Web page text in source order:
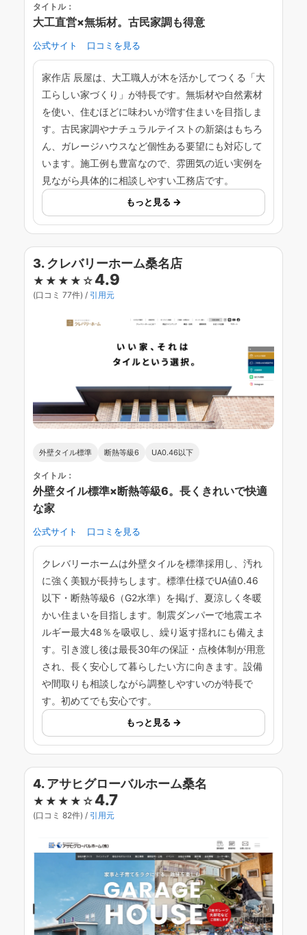
タイトル：
大工直営×無垢材。古民家調も得意
公式サイト 口コミを見る
家作店 辰屋は、大工職人が木を活かしてつくる「大
工らしい家づくり」が特長です。無垢材や自然素材
を使い、住むほどに味わいが増す住まいを目指しま
す。古民家調やナチュラルテイストの新築はもちろ
ん、ガレージハウスなど個性ある要望にも対応して
います。施工例も豊富なので、雰囲気の近い実例を
見ながら具体的に相談しやすい工務店です。
もっと見る →
3. クレバリーホーム桑名店
★★★★☆ 4.9
(口コミ 77件) / 引用元
外壁タイル標準 断熱等級6 UA0.46以下
タイトル：
外壁タイル標準×断熱等級6。長くきれいで快適
な家
公式サイト 口コミを見る
クレバリーホームは外壁タイルを標準採用し、汚れ
に強く美観が長持ちします。標準仕様でUA値0.46
以下・断熱等級6（G2水準）を掲げ、夏涼しく冬暖
かい住まいを目指します。制震ダンパーで地震エネ
ルギー最大48％を吸収し、繰り返す揺れにも備えま
す。引き渡し後は最長30年の保証・点検体制が用意
され、長く安心して暮らしたい方に向きます。設備
や間取りも相談しながら調整しやすいのが特長で
す。初めてでも安心です。
もっと見る →
4. アサヒグローバルホーム桑名
★★★★☆ 4.7
(口コミ 82件) / 引用元